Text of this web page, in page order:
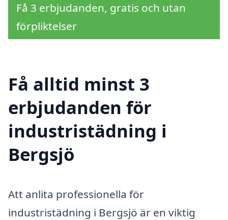
Få 3 erbjudanden, gratis och utan
förpliktelser
Få alltid minst 3
erbjudanden för
industristädning i
Bergsjö
Att anlita professionella för
industristädning i Bergsjö är en viktig